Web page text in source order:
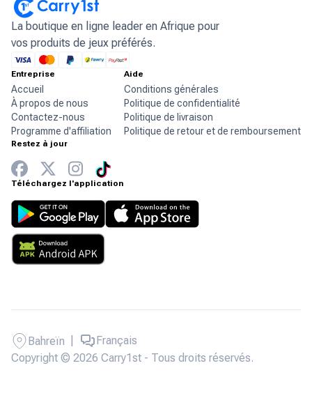
La boutique en ligne leader en Afrique pour
vos produits de jeux préférés.
Entreprise
Accueil
À propos de nous
Contactez-nous
Programme d'affiliation
Aide
Conditions générales
Politique de confidentialité
Politique de livraison
Politique de retour et de remboursement
Restez à jour
Téléchargez l'application
Copyright © 2026 Carry1st - Tous droits réservés.
Bahreïn Français